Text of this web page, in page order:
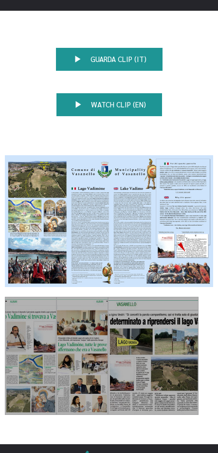
GUARDA CLIP (IT)
WATCH CLIP (EN)